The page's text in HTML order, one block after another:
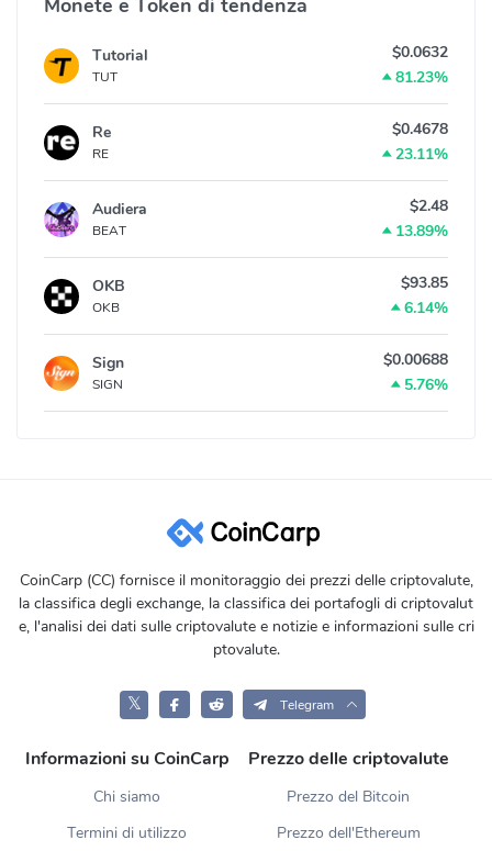
Monete e Token di tendenza
Tutorial
TUT
$0.0632
81.23%
Re
RE
$0.4678
23.11%
Audiera
BEAT
$2.48
13.89%
OKB
OKB
$93.85
6.14%
Sign
SIGN
$0.00688
5.76%
CoinCarp (CC) fornisce il monitoraggio dei prezzi delle criptovalute,
la classifica degli exchange, la classifica dei portafogli di criptovalut
e, l'analisi dei dati sulle criptovalute e notizie e informazioni sulle cri
ptovalute.
𝕏 Telegram
Informazioni su CoinCarp
Chi siamo
Termini di utilizzo
Prezzo delle criptovalute
Prezzo del Bitcoin
Prezzo dell'Ethereum